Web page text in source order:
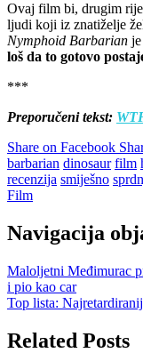
Ovaj film bi, drugim
ljudi koji iz znatiželje
Nymphoid Barbarian
loš da to gotovo
***
Preporučeni tekst:
Share on Facebook
barbarian dinosaur film
recenzija smiješno
Film
Navigacija
Maloljetni Međimurac
i pio kao car
Top lista:
Related Posts